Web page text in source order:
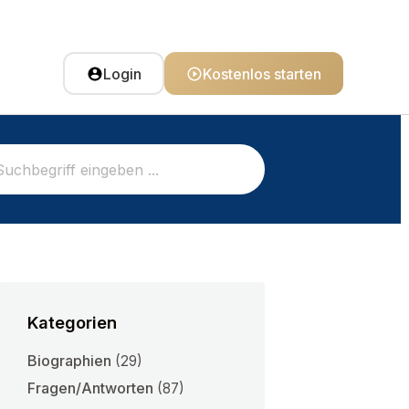
Login Kostenlos starten
Kategorien
Biographien (29)
Fragen/Antworten (87)